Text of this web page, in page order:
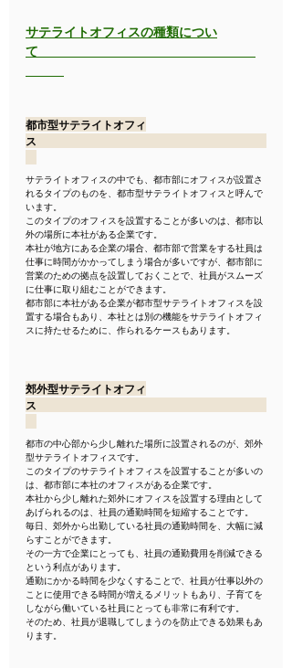
サテライトオフィスの種類につい
て
都市型サテライトオフィ
ス
サテライトオフィスの中でも、都市部にオフィスが設置さ
れるタイプのものを、都市型サテライトオフィスと呼んで
います。
このタイプのオフィスを設置することが多いのは、都市以
外の場所に本社がある企業です。
本社が地方にある企業の場合、都市部で営業をする社員は
仕事に時間がかかってしまう場合が多いですが、都市部に
営業のための拠点を設置しておくことで、社員がスムーズ
に仕事に取り組むことができます。
都市部に本社がある企業が都市型サテライトオフィスを設
置する場合もあり、本社とは別の機能をサテライトオフィ
スに持たせるために、作られるケースもあります。
郊外型サテライトオフィ
ス
都市の中心部から少し離れた場所に設置されるのが、郊外
型サテライトオフィスです。
このタイプのサテライトオフィスを設置することが多いの
は、都市部に本社のオフィスがある企業です。
本社から少し離れた郊外にオフィスを設置する理由として
あげられるのは、社員の通勤時間を短縮することです。
毎日、郊外から出勤している社員の通勤時間を、大幅に減
らすことができます。
その一方で企業にとっても、社員の通勤費用を削減できる
という利点があります。
通勤にかかる時間を少なくすることで、社員が仕事以外の
ことに使用できる時間が増えるメリットもあり、子育てを
しながら働いている社員にとっても非常に有利です。
そのため、社員が退職してしまうのを防止できる効果もあ
ります。